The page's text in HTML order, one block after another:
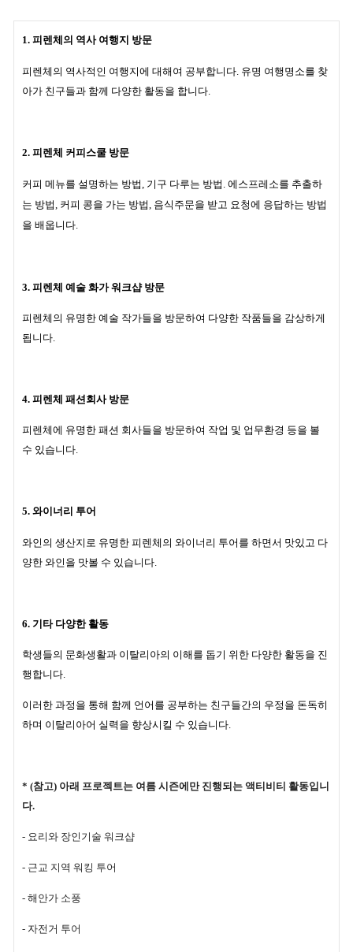
1. 피렌체의 역사 여행지 방문
피렌체의 역사적인 여행지에 대해여 공부합니다. 유명 여행명소를 찾
아가 친구들과 함께 다양한 활동을 합니다.
2. 피렌체 커피스쿨 방문
커피 메뉴를 설명하는 방법, 기구 다루는 방법. 에스프레소를 추출하
는 방법, 커피 콩을 가는 방법, 음식주문을 받고 요청에 응답하는 방법
을 배웁니다.
3. 피렌체 예술 화가 워크샵 방문
피렌체의 유명한 예술 작가들을 방문하여 다양한 작품들을 감상하게
됩니다.
4. 피렌체 패션회사 방문
피렌체에 유명한 패션 회사들을 방문하여 작업 및 업무환경 등을 볼
수 있습니다.
5. 와이너리 투어
와인의 생산지로 유명한 피렌체의 와이너리 투어를 하면서 맛있고 다
양한 와인을 맛볼 수 있습니다.
6. 기타 다양한 활동
학생들의 문화생활과 이탈리아의 이해를 돕기 위한 다양한 활동을 진
행합니다.
이러한 과정을 통해 함께 언어를 공부하는 친구들간의 우정을 돈독히
하며 이탈리아어 실력을 향상시킬 수 있습니다.
* (참고) 아래 프로젝트는 여름 시즌에만 진행되는 액티비티 활동입니
다.
- 요리와 장인기술 워크샵
- 근교 지역 워킹 투어
- 해안가 소풍
- 자전거 투어